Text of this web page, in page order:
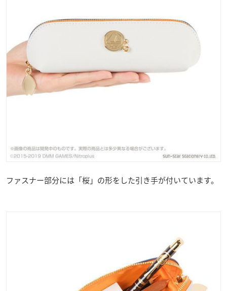
ファスナー部分には「桜」の形をした引き手が付いています。